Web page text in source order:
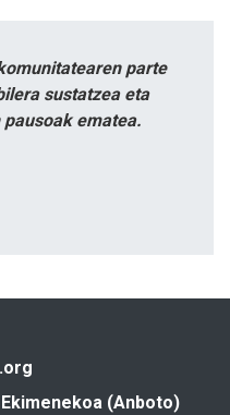
parte
sustatzea eta
ematea.
(Anboto)